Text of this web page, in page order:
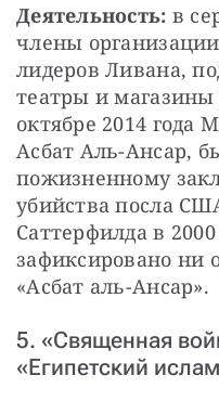
Деятельность: в
члены
лидеров Ливана,
театры и магазины
октябре 2014 года
Асбат Аль-Ансар,
пожизненному
убийства посла
Саттерфилда в
зафиксировано ни
«Асбат аль-Ансар».
5. «Священная
«Египетский